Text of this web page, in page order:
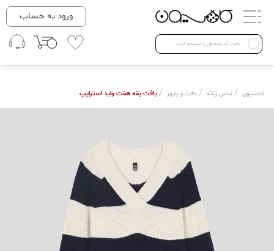
دسته بندی ها
Open submenu ( لباس زنانه )
لباس زنانه
لباس مردانه
ورود به حساب
کالاسیون / لباس زنانه / بافت و پلیور / بافت یقه هفت واید استرایپ